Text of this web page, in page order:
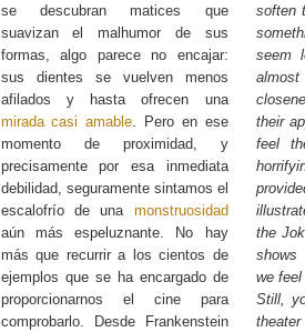
se descubran matices que
suavizan el malhumor de sus
formas, algo parece no encajar:
sus dientes se vuelven menos
afilados y hasta ofrecen una
mirada casi amable . Pero en ese
momento de proximidad, y
precisamente por esa inmediata
debilidad, seguramente sintamos el
escalofrío de una monstruosidad
aún más espeluznante. No hay
más que recurrir a los cientos de
ejemplos que se ha encargado de
proporcionarnos el cine para
comprobarlo. Desde Frankenstein
soften
seem
almost
their
feel
the
we
Still,